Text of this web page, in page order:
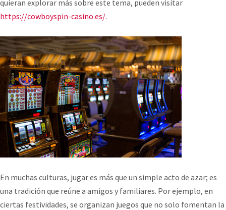
quieran explorar más sobre este tema, pueden visitar
https://cowboyspin-casino.es/.
En muchas culturas, jugar es más que un simple acto de azar; es
una tradición que reúne a amigos y familiares. Por ejemplo, en
ciertas festividades, se organizan juegos que no solo fomentan la